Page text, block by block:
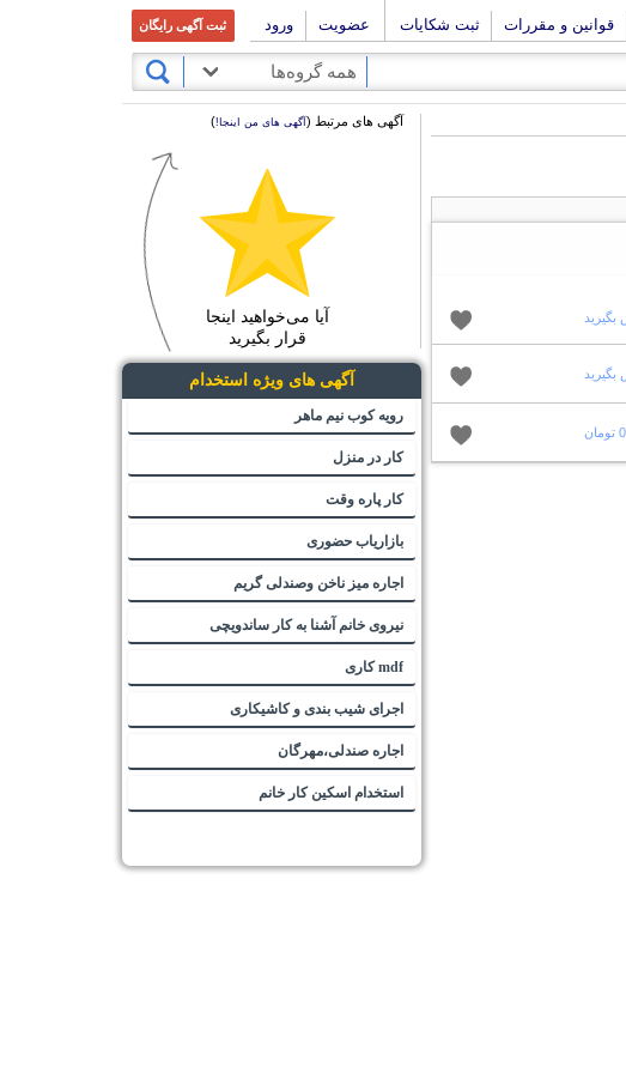
قوانین و مقررات ثبت شکایات عضویت ورود ثبت آگهی رایگان
همه گروه‌ها
بگیرید
بگیرید
0 تومان
آگهی های مرتبط (آگهی های من اینجا!)
آیا می‌خواهید اینجا
قرار بگیرید
آگهی های ویژه استخدام
رویه کوب نیم ماهر
کار در منزل
کار پاره وقت
بازاریاب حضوری
اجاره میز ناخن وصندلی گریم
نیروی خانم آشنا به کار ساندویچی
mdf کاری
اجرای شیب بندی و کاشیکاری
اجاره صندلی،مهرگان
استخدام اسکین کار خانم